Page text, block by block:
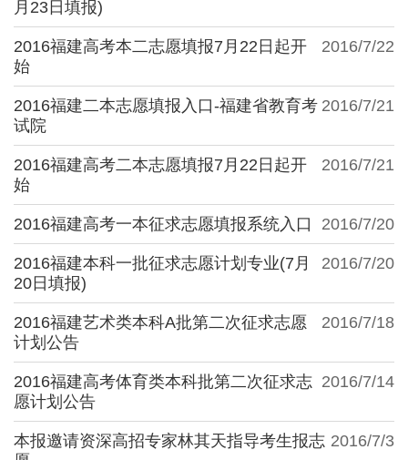
月23日填报)
2016/7/22
2016福建高考本二志愿填报7月22日起开
始
2016/7/21
2016福建二本志愿填报入口-福建省教育考
试院
2016/7/21
2016福建高考二本志愿填报7月22日起开
始
2016/7/20
2016福建高考一本征求志愿填报系统入口
2016/7/20
2016福建本科一批征求志愿计划专业(7月
20日填报)
2016/7/18
2016福建艺术类本科A批第二次征求志愿
计划公告
2016/7/14
2016福建高考体育类本科批第二次征求志
愿计划公告
2016/7/3
本报邀请资深高招专家林其天指导考生报志